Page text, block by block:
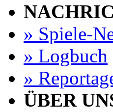
» Spiele-
» Logbuch
»
ÜBER